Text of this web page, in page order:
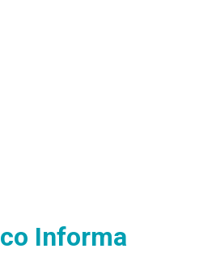
Informa